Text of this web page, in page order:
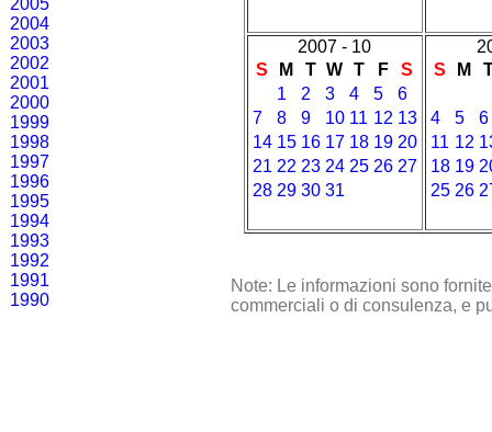
2004
2003
2002
2001
2000
1999
1998
1997
1996
1995
1994
1993
1992
1991
1990
2007 - 10
S
M T W T F
S
1
2 3 4 5
6
7
8 9 10 11 12 13
14 15 16 17 18 19 20
21 22 23 24 25 26 27
28 29 30 31
S
M
4 5
6
11 12
18 19
25 26
Note: Le informazioni sono
commerciali o di consulenza, e